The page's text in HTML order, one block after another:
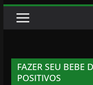
FAZER SEU BEBE
POSITIVOS